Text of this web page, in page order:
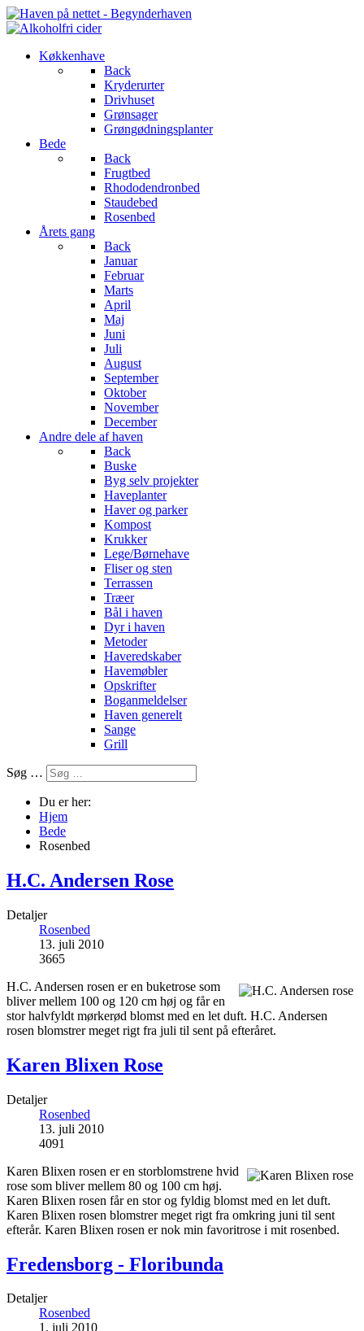
Køkkenhave
Back
Kryderurter
Drivhuset
Grønsager
Grøngødningsplanter
Bede
Back
Frugtbed
Rhododendronbed
Staudebed
Rosenbed
Årets gang
Back
Januar
Februar
Marts
April
Maj
Juni
Juli
August
September
Oktober
November
December
Andre dele af haven
Back
Buske
Byg selv projekter
Haveplanter
Haver og parker
Kompost
Krukker
Lege/Børnehave
Fliser og sten
Terrassen
Træer
Bål i haven
Dyr i haven
Metoder
Haveredskaber
Havemøbler
Opskrifter
Boganmeldelser
Haven generelt
Sange
Grill
Søg …
Du er her:
Hjem
Bede
Rosenbed
H.C. Andersen Rose
Detaljer
Rosenbed
13. juli 2010
3665
H.C. Andersen rosen er en buketrose som
bliver mellem 100 og 120 cm høj og får en
stor halvfyldt mørkerød blomst med en let duft. H.C. Andersen
rosen blomstrer meget rigt fra juli til sent på efteråret.
Karen Blixen Rose
Detaljer
Rosenbed
13. juli 2010
4091
Karen Blixen rosen er en storblomstrene hvid
rose som bliver mellem 80 og 100 cm høj.
Karen Blixen rosen får en stor og fyldig blomst med en let duft.
Karen Blixen rosen blomstrer meget rigt fra omkring juni til sent
efterår. Karen Blixen rosen er nok min favoritrose i mit rosenbed.
Fredensborg - Floribunda
Detaljer
Rosenbed
1. juli 2010